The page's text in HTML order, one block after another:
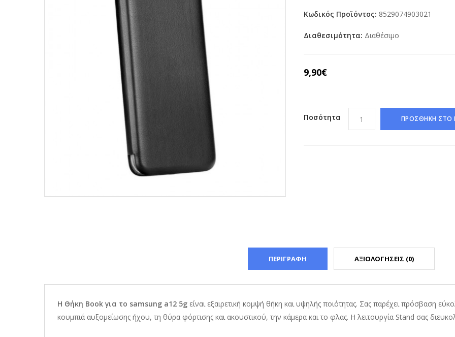
Κωδικός Προϊόντος: 8529074903021
Διαθεσιμότητα: Διαθέσιμο
9,90€
Ποσότητα ΠΡΟΣΘΗΚΗ ΣΤΟ
ΠΕΡΙΓΡΑΦΗ ΑΞΙΟΛΟΓΗΣΕΙΣ (0)
Η Θήκη Book για το samsung a12 5g είναι εξαιρετική κομψή θήκη και υψηλής ποιότητας. Σας παρέχει πρόσβαση
κουμπιά αυξομείωσης ήχου, τη θύρα φόρτισης και ακουστικού, την κάμερα και το φλας. Η λειτουργία Stand σας